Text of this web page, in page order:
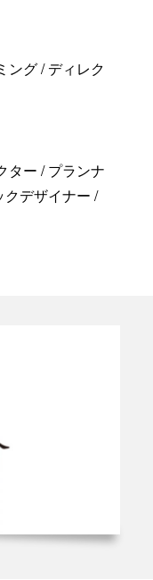
ング / ディレク
ター / プランナ
クデザイナー /